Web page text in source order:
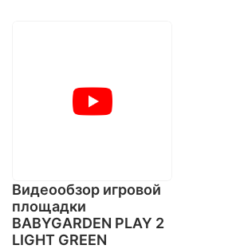
Видеообзор игровой
площадки
BABYGARDEN PLAY 2
LIGHT GREEN